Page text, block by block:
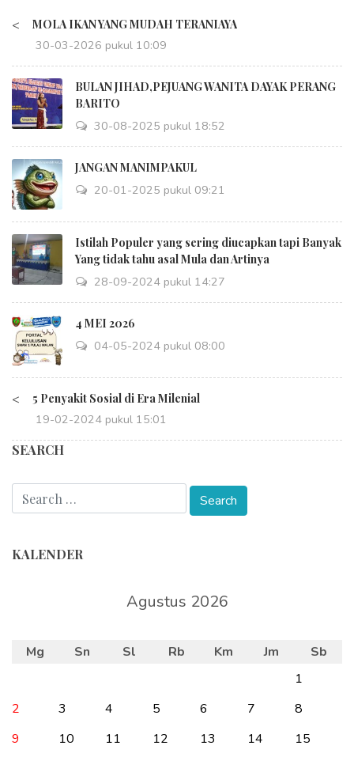
< MOLA IKAN YANG MUDAH TERANIAYA
30-03-2026 pukul 10:09
BULAN JIHAD,PEJUANG WANITA DAYAK PERANG
BARITO
30-08-2025 pukul 18:52
JANGAN MANIMPAKUL
20-01-2025 pukul 09:21
Istilah Populer yang sering diucapkan tapi Banyak
Yang tidak tahu asal Mula dan Artinya
28-09-2024 pukul 14:27
4 MEI 2026
04-05-2024 pukul 08:00
< 5 Penyakit Sosial di Era Milenial
19-02-2024 pukul 15:01
SEARCH
KALENDER
Agustus 2026
Mg Sn Sl Rb Km Jm
Sb
1
2
3 4 5 6 7
8
9
10 11 12 13 14 15